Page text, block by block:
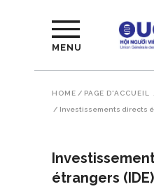
MENU
HOME / PAGE D'ACCUEIL
/ Investissements directs
étrangers